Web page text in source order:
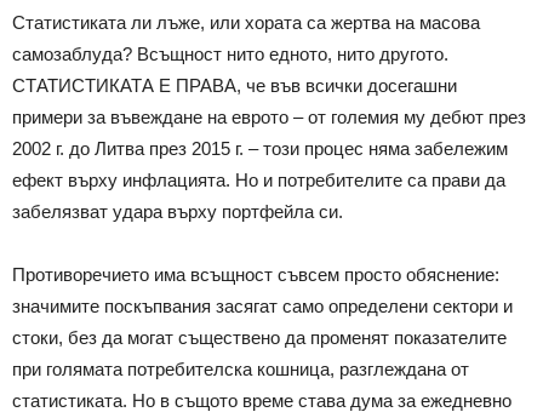
Статистиката ли лъже, или хората са жертва на масова
самозаблуда? Всъщност нито едното, нито другото.
СТАТИСТИКАТА Е ПРАВА, че във всички досегашни
примери за въвеждане на еврото – от големия му дебют през
2002 г. до Литва през 2015 г. – този процес няма забележим
ефект върху инфлацията. Но и потребителите са прави да
забелязват удара върху портфейла си.
Противоречието има всъщност съвсем просто обяснение:
значимите поскъпвания засягат само определени сектори и
стоки, без да могат съществено да променят показателите
при голямата потребителска кошница, разглеждана от
статистиката. Но в същото време става дума за ежедневно